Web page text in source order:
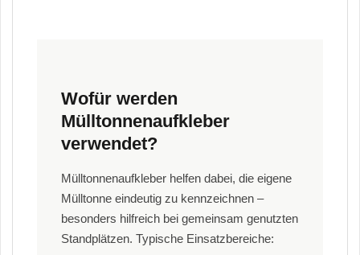
Wofür werden
Mülltonnenaufkleber
verwendet?
Mülltonnenaufkleber helfen dabei, die eigene
Mülltonne eindeutig zu kennzeichnen –
besonders hilfreich bei gemeinsam genutzten
Standplätzen. Typische Einsatzbereiche: